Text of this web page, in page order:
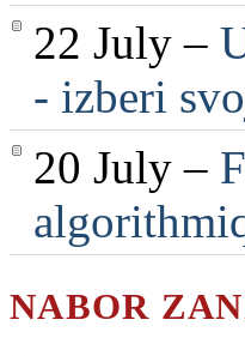
22 July –
- izberi
20 July –
NABOR